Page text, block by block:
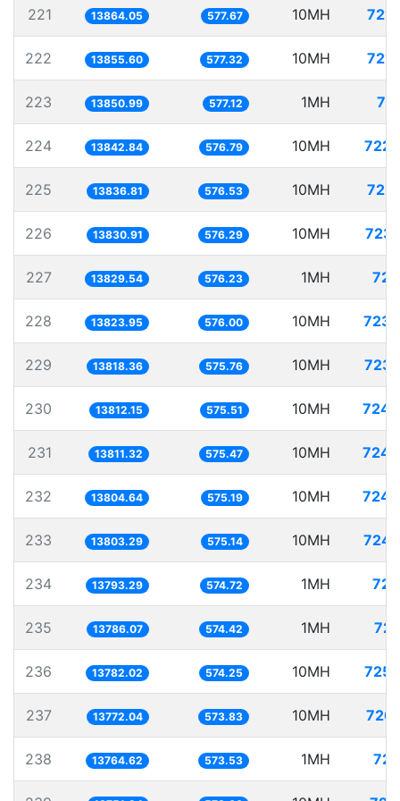
221 13864.05 577.67 10MH
222 13855.60 577.32 10MH
223 13850.99 577.12 1MH
224 13842.84 576.79 10MH
225 13836.81 576.53 10MH
226 13830.91 576.29 10MH
227 13829.54 576.23 1MH
228 13823.95 576.00 10MH
229 13818.36 575.76 10MH
230 13812.15 575.51 10MH
231 13811.32 575.47 10MH
232 13804.64 575.19 10MH
233 13803.29 575.14 10MH
234 13793.29 574.72 1MH
235 13786.07 574.42 1MH
236 13782.02 574.25 10MH
237 13772.04 573.83 10MH
238 13764.62 573.53 1MH